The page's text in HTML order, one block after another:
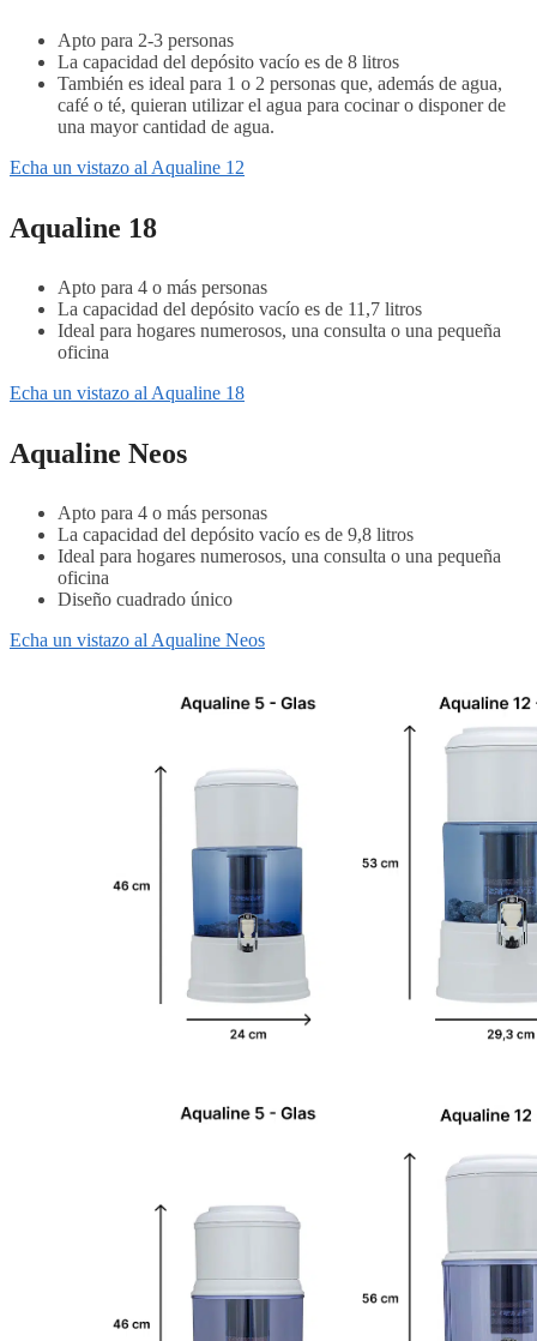
Apto para 2-3 personas
La capacidad del depósito vacío es de 8 litros
También es ideal para 1 o 2 personas que, además de agua,
café o té, quieran utilizar el agua para cocinar o disponer de
una mayor cantidad de agua.
Echa un vistazo al Aqualine 12
Aqualine 18
Apto para 4 o más personas
La capacidad del depósito vacío es de 11,7 litros
Ideal para hogares numerosos, una consulta o una pequeña
oficina
Echa un vistazo al Aqualine 18
Aqualine Neos
Apto para 4 o más personas
La capacidad del depósito vacío es de 9,8 litros
Ideal para hogares numerosos, una consulta o una pequeña
oficina
Diseño cuadrado único
Echa un vistazo al Aqualine Neos